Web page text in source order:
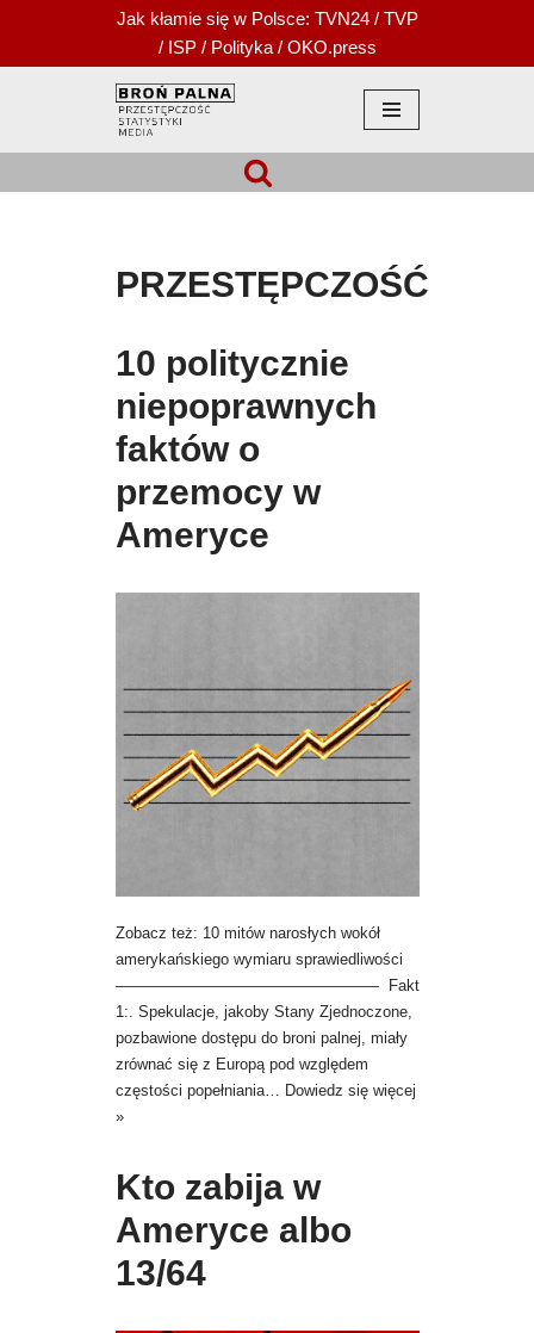
Przejdź
Jak kłamie się w Polsce: TVN24/ TVP
/ ISP/ Polityka/ OKO.press
PRZESTĘPCZOŚĆ
10 politycznie
niepoprawnych
faktów o
przemocy w
Ameryce
Zobacz też: 10 mitów narosłych wokół
amerykańskiego wymiaru sprawiedliwości
————————————————— Fakt
1:. Spekulacje, jakoby Stany Zjednoczone,
pozbawione dostępu do broni palnej, miały
zrównać się z Europą pod względem
częstości popełniania…
Dowiedz się więcej
»
Kto zabija w
Ameryce albo
13/64